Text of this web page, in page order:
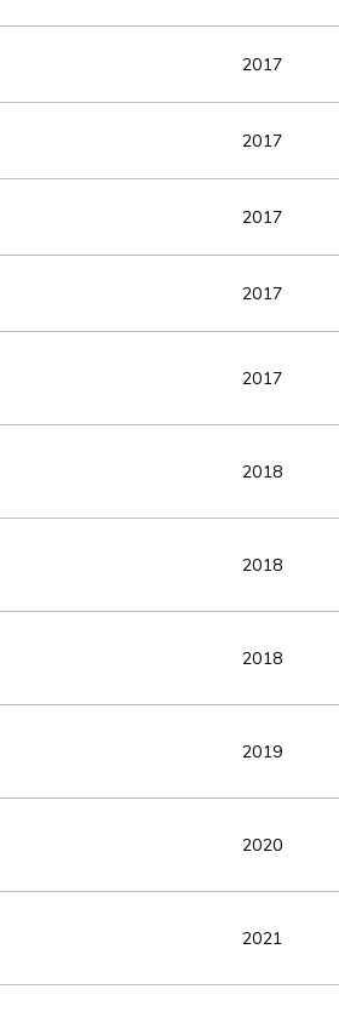
2017
2017
2017
2017
2017
2018
2018
2018
2019
2020
2021